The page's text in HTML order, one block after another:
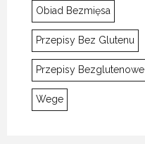
Obiad Bezmięsa
Przepisy Bez Glutenu
Przepisy Bezglutenowe
Wege
15 LISTOPADA 2020
15 LISTOPADA 2020
15 LISTOPADA 2020